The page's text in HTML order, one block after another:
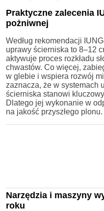
Praktyczne zalecenia
pożniwnej
Według rekomendacji
uprawy ścierniska to 8–12
aktywuje proces rozkładu
chwastów. Co więcej,
w glebie i wspiera rozwój
zaznacza, że w systemach
ścierniska stanowi
Dlatego jej wykonanie w
na jakość przyszłego plonu.
Narzędzia i maszyny
roku